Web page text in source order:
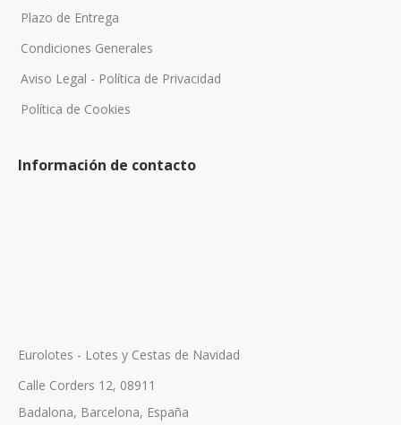
Plazo de Entrega
Condiciones Generales
Aviso Legal - Política de Privacidad
Política de Cookies
Información de contacto
Eurolotes - Lotes y Cestas de Navidad
Calle Corders 12, 08911
Badalona, Barcelona, España